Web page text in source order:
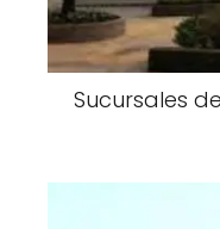
Sucursales